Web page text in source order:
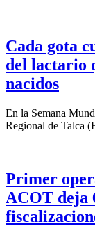
Cada gota
del lactario
nacidos
En la Semana
Regional de Talca
Primer
ACOT deja